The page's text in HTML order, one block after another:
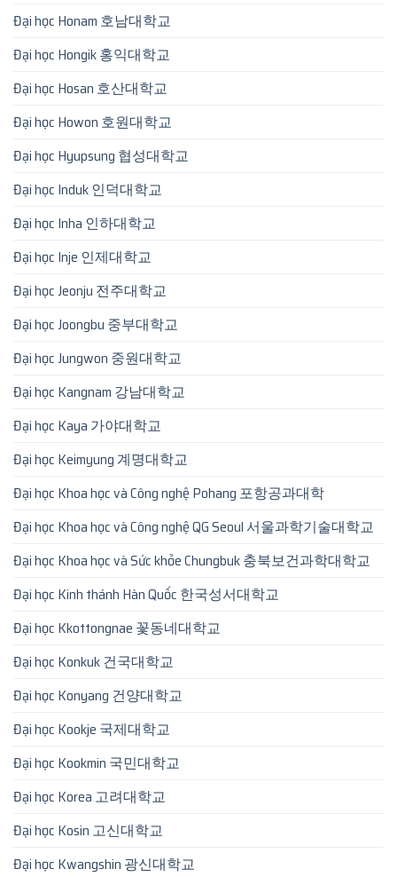
Đại học Honam 호남대학교
Đại học Hongik 홍익대학교
Đại học Hosan 호산대학교
Đại học Howon 호원대학교
Đại học Hyupsung 협성대학교
Đại học Induk 인덕대학교
Đại học Inha 인하대학교
Đại học Inje 인제대학교
Đại học Jeonju 전주대학교
Đại học Joongbu 중부대학교
Đại học Jungwon 중원대학교
Đại học Kangnam 강남대학교
Đại học Kaya 가야대학교
Đại học Keimyung 계명대학교
Đại học Khoa học và Công nghệ Pohang 포항공과대학
Đại học Khoa học và Công nghệ QG Seoul 서울과학기술대학교
Đại học Khoa học và Sức khỏe Chungbuk 충북보건과학대학교
Đại học Kinh thánh Hàn Quốc 한국성서대학교
Đại học Kkottongnae 꽃동네대학교
Đại học Konkuk 건국대학교
Đại học Konyang 건양대학교
Đại học Kookje 국제대학교
Đại học Kookmin 국민대학교
Đại học Korea 고려대학교
Đại học Kosin 고신대학교
Đại học Kwangshin 광신대학교